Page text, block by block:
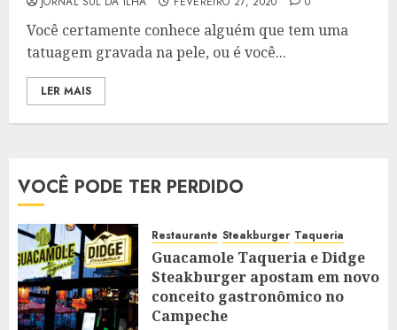
Você certamente conhece alguém que tem uma
tatuagem gravada na pele, ou é você...
LER MAIS
VOCÊ PODE TER PERDIDO
Restaurante Steakburger Taqueria
Guacamole Taqueria e Didge
Steakburger apostam em novo
conceito gastronômico no
Campeche